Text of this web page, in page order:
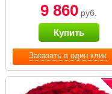
Заказать в один клик
9 860 руб.
Купить